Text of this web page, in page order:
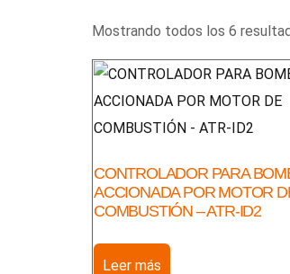
Mostrando todos los 6
CONTROLADOR PARA
ACCIONADA POR MOTOR
COMBUSTIÓN – ATR-ID2
Leer más